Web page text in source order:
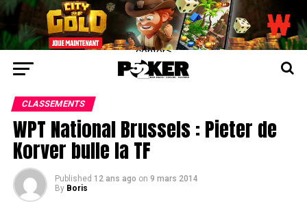
center>
CLASSEMENTS
WPT National Brussels : Pieter de
Korver bulle la TF
Published 12 ans ago on 9 mars 2014
By Boris